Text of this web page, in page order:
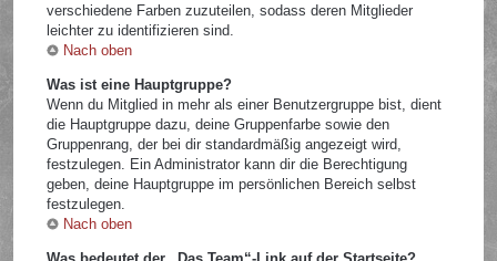
verschiedene Farben zuzuteilen, sodass deren Mitglieder
leichter zu identifizieren sind.
Nach oben
Was ist eine Hauptgruppe?
Wenn du Mitglied in mehr als einer Benutzergruppe bist, dient
die Hauptgruppe dazu, deine Gruppenfarbe sowie den
Gruppenrang, der bei dir standardmäßig angezeigt wird,
festzulegen. Ein Administrator kann dir die Berechtigung
geben, deine Hauptgruppe im persönlichen Bereich selbst
festzulegen.
Nach oben